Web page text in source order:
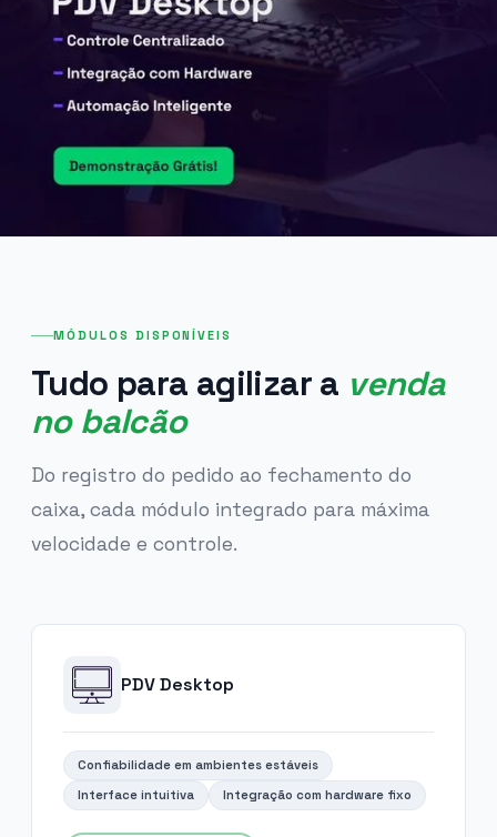
MÓDULOS DISPONÍVEIS
Tudo para agilizar a venda
no balcão
Do registro do pedido ao fechamento do
caixa, cada módulo integrado para máxima
velocidade e controle.
PDV Desktop
Confiabilidade em ambientes estáveis
Interface intuitiva
Integração com hardware fixo